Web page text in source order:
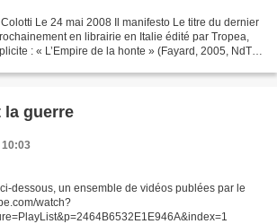
Le 24 mai 2008 Il manifesto Le titre du dernier
en librairie en Italie édité par Tropea,
: « L’Empire de la honte » (Fayard, 2005, NdT).
la guerre
10:03
dessous, un ensemble de vidéos publées par le
watch?